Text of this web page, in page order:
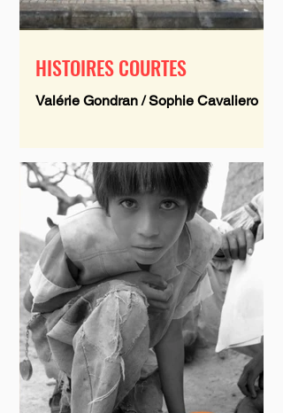
HISTOIRES COURTES
Valérie Gondran / Sophie Cavaliero